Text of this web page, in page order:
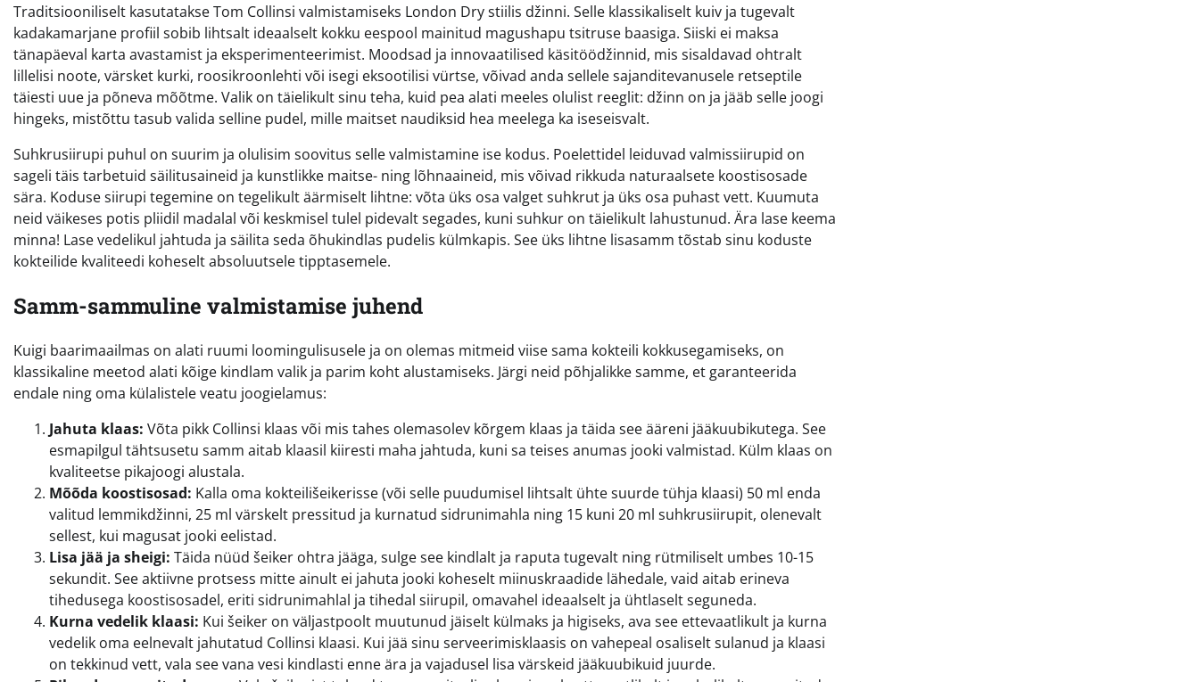
Traditsiooniliselt kasutatakse Tom Collinsi valmistamiseks London Dry stiilis džinni. Selle klassikaliselt kuiv ja tugevalt
kadakamarjane profiil sobib lihtsalt ideaalselt kokku eespool mainitud magushapu tsitruse baasiga. Siiski ei maksa
tänapäeval karta avastamist ja eksperimenteerimist. Moodsad ja innovaatilised käsitöödžinnid, mis sisaldavad ohtralt
lillelisi noote, värsket kurki, roosikroonlehti või isegi eksootilisi vürtse, võivad anda sellele sajanditevanusele retseptile
täiesti uue ja põneva mõõtme. Valik on täielikult sinu teha, kuid pea alati meeles olulist reeglit: džinn on ja jääb selle joogi
hingeks, mistõttu tasub valida selline pudel, mille maitset naudiksid hea meelega ka iseseisvalt.
Suhkrusiirupi puhul on suurim ja olulisim soovitus selle valmistamine ise kodus. Poelettidel leiduvad valmissiirupid on
sageli täis tarbetuid säilitusaineid ja kunstlikke maitse- ning lõhnaaineid, mis võivad rikkuda naturaalsete koostisosade
sära. Koduse siirupi tegemine on tegelikult äärmiselt lihtne: võta üks osa valget suhkrut ja üks osa puhast vett. Kuumuta
neid väikeses potis pliidil madalal või keskmisel tulel pidevalt segades, kuni suhkur on täielikult lahustunud. Ära lase keema
minna! Lase vedelikul jahtuda ja säilita seda õhukindlas pudelis külmkapis. See üks lihtne lisasamm tõstab sinu koduste
kokteilide kvaliteedi koheselt absoluutsele tipptasemele.
Samm-sammuline valmistamise juhend
Kuigi baarimaailmas on alati ruumi loomingulisusele ja on olemas mitmeid viise sama kokteili kokkusegamiseks, on
klassikaline meetod alati kõige kindlam valik ja parim koht alustamiseks. Järgi neid põhjalikke samme, et garanteerida
endale ning oma külalistele veatu joogielamus:
Jahuta klaas: Võta pikk Collinsi klaas või mis tahes olemasolev kõrgem klaas ja täida see ääreni jääkuubikutega. See
esmapilgul tähtsusetu samm aitab klaasil kiiresti maha jahtuda, kuni sa teises anumas jooki valmistad. Külm klaas on
kvaliteetse pikajoogi alustala.
Mõõda koostisosad: Kalla oma kokteilišeikerisse (või selle puudumisel lihtsalt ühte suurde tühja klaasi) 50 ml enda
valitud lemmikdžinni, 25 ml värskelt pressitud ja kurnatud sidrunimahla ning 15 kuni 20 ml suhkrusiirupit, olenevalt
sellest, kui magusat jooki eelistad.
Lisa jää ja sheigi: Täida nüüd šeiker ohtra jääga, sulge see kindlalt ja raputa tugevalt ning rütmiliselt umbes 10-15
sekundit. See aktiivne protsess mitte ainult ei jahuta jooki koheselt miinuskraadide lähedale, vaid aitab erineva
tihedusega koostisosadel, eriti sidrunimahlal ja tihedal siirupil, omavahel ideaalselt ja ühtlaselt seguneda.
Kurna vedelik klaasi: Kui šeiker on väljastpoolt muutunud jäiselt külmaks ja higiseks, ava see ettevaatlikult ja kurna
vedelik oma eelnevalt jahutatud Collinsi klaasi. Kui jää sinu serveerimisklaasis on vahepeal osaliselt sulanud ja klaasi
on tekkinud vett, vala see vana vesi kindlasti enne ära ja vajadusel lisa värskeid jääkuubikuid juurde.